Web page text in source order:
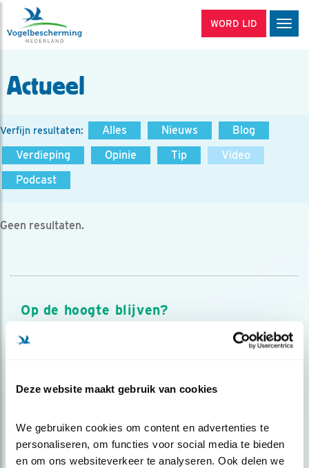
Deze website maakt gebruik van cookies
We gebruiken cookies om content en advertenties te
personaliseren, om functies voor social media te bieden
en om ons websiteverkeer te analyseren. Ook delen we
WORD LID
Actueel
Verfijn resultaten: Alles Nieuws
Blog
Verdieping
Opinie Tip
Video
Podcast
Geen resultaten.
Op de hoogte blijven?
Meld je aan en ontvang nieuws, inspiratie, acties en tips
over vogels en activiteiten van Vogelbescherming.